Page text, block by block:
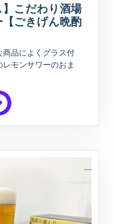
】こだわり酒場
ごきげん晩酌
品によくグラス付
モンサワーのおま